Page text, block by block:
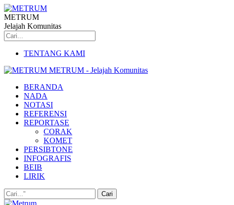
METRUM
Jelajah Komunitas
TENTANG KAMI
METRUM - Jelajah Komunitas
BERANDA
NADA
NOTASI
REFERENSI
REPORTASE
CORAK
KOMET
PERSIBTONE
INFOGRAFIS
BEIB
LIRIK